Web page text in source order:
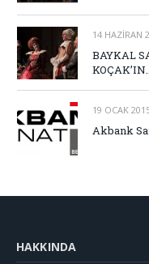
14 HAZIRAN
BAYKAL
19 OCAK
Akbank
HAKKINDA